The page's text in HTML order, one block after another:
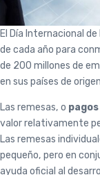
El Día Internacional
de cada año para
de 200 millones de
en sus países de
Las remesas, o
valor relativamente
Las remesas
pequeño, pero en
ayuda oficial al